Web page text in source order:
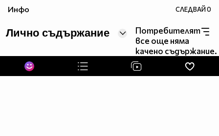
Инфо СЛЕДВАЙ0
Лично съдържание
Потребителят
все още няма
качено съдържание.